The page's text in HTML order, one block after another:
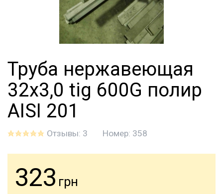
Труба нержавеющая
32х3,0 tig 600G полир
AISI 201
Отзывы: 3 Номер: 358
323 грн